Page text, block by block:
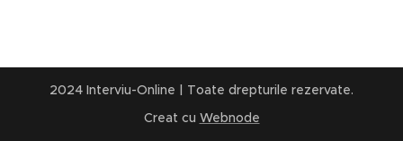
2024 Interviu-Online | Toate drepturile rezervate.
Creat cu Webnode